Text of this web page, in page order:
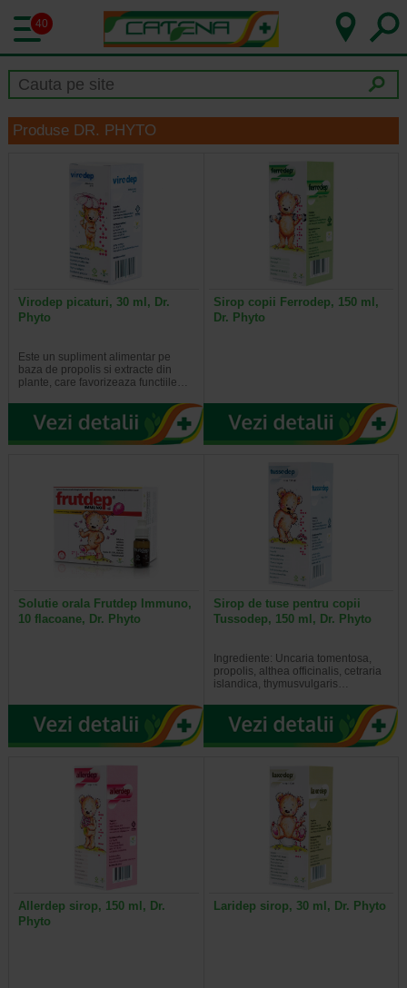
40
Produse DR. PHYTO
Virodep picaturi, 30 ml, Dr.
Phyto
Este un supliment alimentar pe
baza de propolis si extracte din
plante, care favorizeaza functiile…
Sirop copii Ferrodep, 150 ml,
Dr. Phyto
Solutie orala Frutdep Immuno,
10 flacoane, Dr. Phyto
Sirop de tuse pentru copii
Tussodep, 150 ml, Dr. Phyto
Ingrediente: Uncaria tomentosa,
propolis, althea officinalis, cetraria
islandica, thymusvulgaris…
Allerdep sirop, 150 ml, Dr.
Phyto
Laridep sirop, 30 ml, Dr. Phyto